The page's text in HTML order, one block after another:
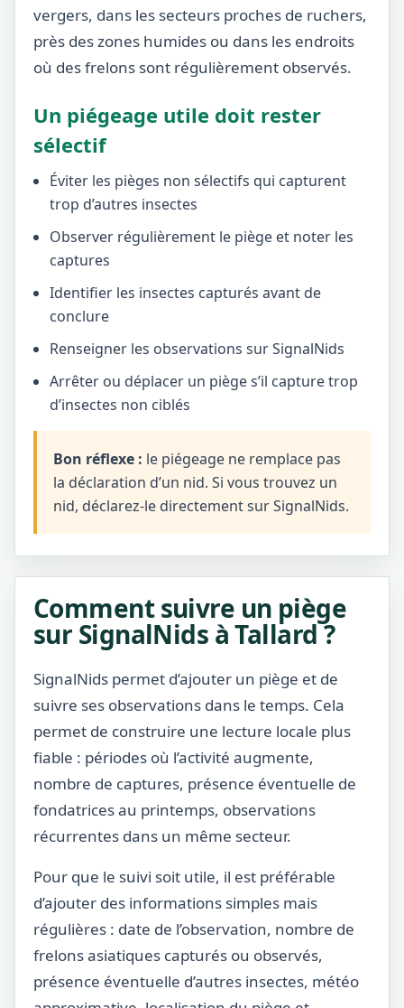
vergers, dans les secteurs proches de ruchers,
près des zones humides ou dans les endroits
où des frelons sont régulièrement observés.
Un piégeage utile doit rester
sélectif
Éviter les pièges non sélectifs qui capturent
trop d’autres insectes
Observer régulièrement le piège et noter les
captures
Identifier les insectes capturés avant de
conclure
Renseigner les observations sur SignalNids
Arrêter ou déplacer un piège s’il capture trop
d’insectes non ciblés
Bon réflexe : le piégeage ne remplace pas
la déclaration d’un nid. Si vous trouvez un
nid, déclarez-le directement sur SignalNids.
Comment suivre un piège
sur SignalNids à Tallard ?
SignalNids permet d’ajouter un piège et de
suivre ses observations dans le temps. Cela
permet de construire une lecture locale plus
fiable : périodes où l’activité augmente,
nombre de captures, présence éventuelle de
fondatrices au printemps, observations
récurrentes dans un même secteur.
Pour que le suivi soit utile, il est préférable
d’ajouter des informations simples mais
régulières : date de l’observation, nombre de
frelons asiatiques capturés ou observés,
présence éventuelle d’autres insectes, météo